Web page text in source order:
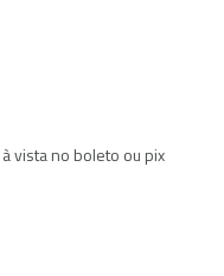
à vista no boleto ou pix